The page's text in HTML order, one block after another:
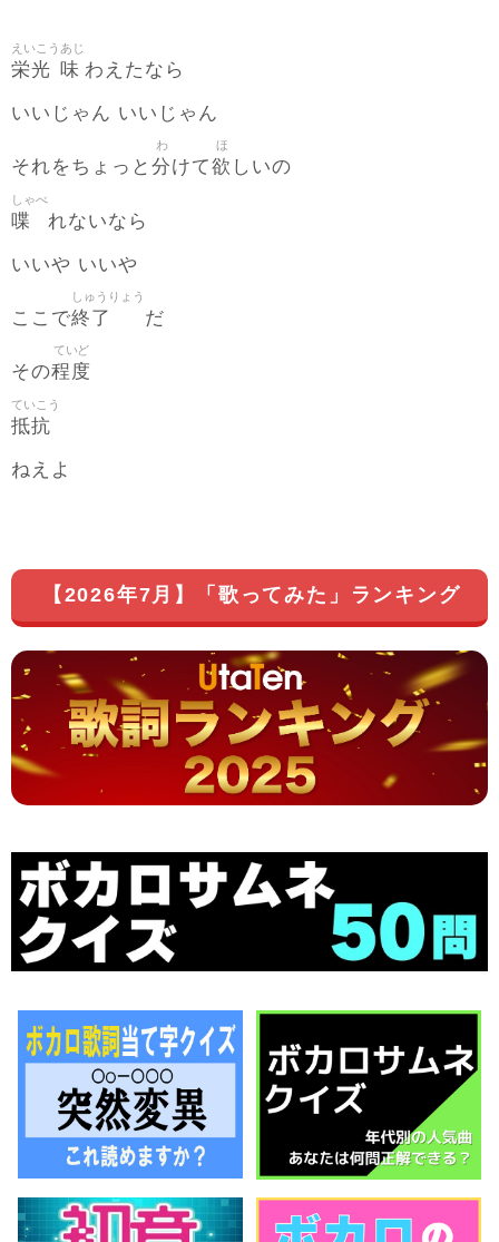
栄光
えいこう
味
あじ
わえたなら
いいじゃん いいじゃん
それをちょっと 分
わ
けて欲
ほ
しいの
喋
しゃべ
れないなら
いいや いいや
ここで終了
しゅうりょう
だ
その程度
ていど
抵抗
ていこう
ねえよ
【2026年7月】「歌ってみた」ランキング